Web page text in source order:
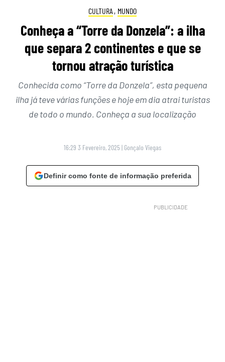
CULTURA , MUNDO
Conheça a “Torre da Donzela”: a ilha
que separa 2 continentes e que se
tornou atração turística
Conhecida como “Torre da Donzela”, esta pequena
ilha já teve várias funções e hoje em dia atrai turistas
de todo o mundo. Conheça a sua localização
16:29 3 Fevereiro, 2025 | Gonçalo Viegas
Definir como fonte de informação preferida